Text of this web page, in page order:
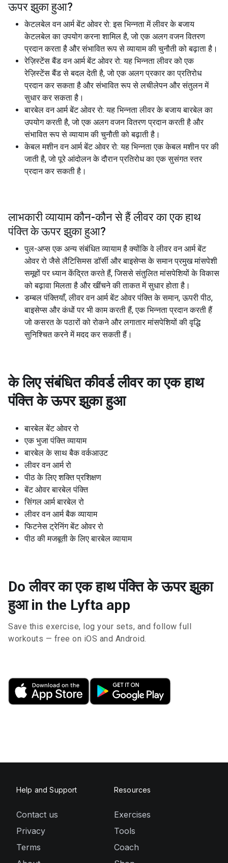
ऊपर झुका हुआ?
केटलबेल वन आर्म बेंट ओवर रो: इस भिन्नता में लीवर के बजाय
केटलबेल का उपयोग करना शामिल है, जो एक अलग वजन वितरण
प्रदान करता है और संभावित रूप से व्यायाम की चुनौती को बढ़ाता है।
रेज़िस्टेंस बैंड वन आर्म बेंट ओवर रो: यह भिन्नता लीवर को एक
रेज़िस्टेंस बैंड से बदल देती है, जो एक अलग प्रकार का प्रतिरोध
प्रदान कर सकता है और संभावित रूप से लचीलेपन और संतुलन में
सुधार कर सकता है।
बारबेल वन आर्म बेंट ओवर रो: यह भिन्नता लीवर के बजाय बारबेल का
उपयोग करती है, जो एक अलग वजन वितरण प्रदान करती है और
संभावित रूप से व्यायाम की चुनौती को बढ़ाती है।
केबल मशीन वन आर्म बेंट ओवर रो: यह भिन्नता एक केबल मशीन पर की
जाती है, जो पूरे आंदोलन के दौरान प्रतिरोध का एक सुसंगत स्तर
प्रदान कर सकती है।
लाभकारी व्यायाम कौन-कौन से हैं लीवर का एक हाथ
पंक्ति के ऊपर झुका हुआ?
पुल-अप्स एक अन्य संबंधित व्यायाम है क्योंकि वे लीवर वन आर्म बेंट
ओवर रो जैसे लैटिसिमस डॉर्सी और बाइसेप्स के समान प्रमुख मांसपेशी
समूहों पर ध्यान केंद्रित करते हैं, जिससे संतुलित मांसपेशियों के विकास
को बढ़ावा मिलता है और खींचने की ताकत में सुधार होता है।
डम्बल पंक्तियाँ, लीवर वन आर्म बेंट ओवर पंक्ति के समान, ऊपरी पीठ,
बाइसेप्स और कंधों पर भी काम करती हैं, एक भिन्नता प्रदान करती हैं
जो कसरत के पठारों को रोकने और लगातार मांसपेशियों की वृद्धि
सुनिश्चित करने में मदद कर सकती हैं।
के लिए संबंधित कीवर्ड लीवर का एक हाथ
पंक्ति के ऊपर झुका हुआ
बारबेल बेंट ओवर रो
एक भुजा पंक्ति व्यायाम
बारबेल के साथ बैक वर्कआउट
लीवर वन आर्म रो
पीठ के लिए शक्ति प्रशिक्षण
बेंट ओवर बारबेल पंक्ति
सिंगल आर्म बारबेल रो
लीवर वन आर्म बैक व्यायाम
फिटनेस ट्रेनिंग बेंट ओवर रो
पीठ की मजबूती के लिए बारबेल व्यायाम
Do लीवर का एक हाथ पंक्ति के ऊपर झुका
हुआ in the Lyfta app
Save this exercise, log your sets, and follow full
workouts — free on iOS and Android.
Help and Support
Contact us
Privacy
Terms
Resources
Exercises
Tools
Coach